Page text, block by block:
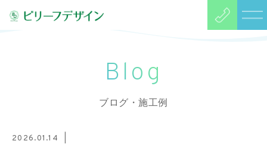
Blog
ブログ・施工例
2026.01.14